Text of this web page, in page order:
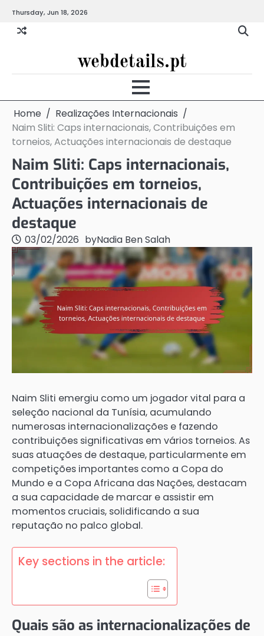
content
Thursday, Jun 18, 2026
webdetails.pt
Home
Realizações Internacionais
Naim Sliti: Caps internacionais, Contribuições em
torneios, Actuações internacionais de destaque
Naim Sliti: Caps internacionais,
Contribuições em torneios,
Actuações internacionais de
destaque
03/02/2026 byNadia Ben Salah
Naim Sliti emergiu como um jogador vital para a
seleção nacional da Tunísia, acumulando
numerosas internacionalizações e fazendo
contribuições significativas em vários torneios. As
suas atuações de destaque, particularmente em
competições importantes como a Copa do
Mundo e a Copa Africana das Nações, destacam
a sua capacidade de marcar e assistir em
momentos cruciais, solidificando a sua
reputação no palco global.
Key sections in the article:
Quais são as internacionalizações de